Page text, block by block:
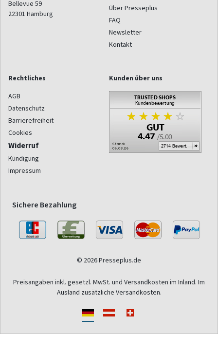
Bellevue 59
22301 Hamburg
Über Presseplus
FAQ
Newsletter
Kontakt
Rechtliches
AGB
Datenschutz
Barrierefreiheit
Cookies
Widerruf
Kündigung
Impressum
Kunden über uns
Sichere Bezahlung
© 2026 Presseplus.de
Preisangaben inkl. gesetzl. MwSt. und Versandkosten im Inland. Im
Ausland zusätzliche Versandkosten.